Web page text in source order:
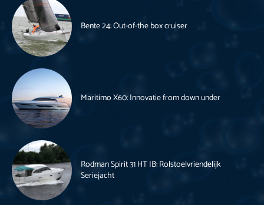
Bente 24: Out-of-the box cruiser
Maritimo X60: Innovatie from down under
Rodman Spirit 31 HT IB: Rolstoelvriendelijk
Seriejacht